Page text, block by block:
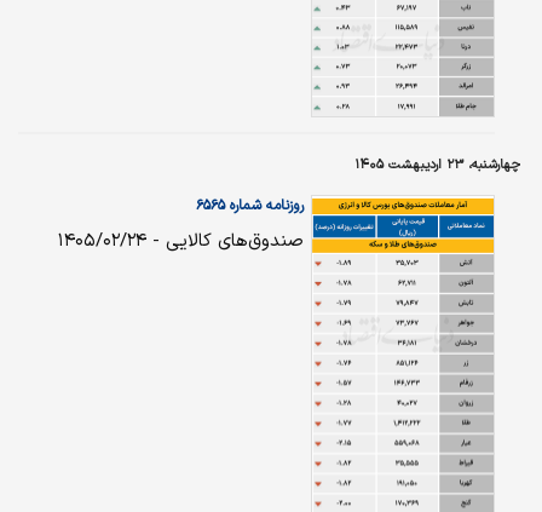
چهارشنبه، ۲۳ اردیبهشت ۱۴۰۵
روزنامه شماره ۶۵۶۵
صندوق‌های کالایی - ۱۴۰۵/۰۲/۲۴